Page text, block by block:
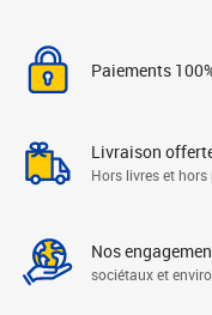
Paiements
Livraison
Hors livres et
Nos
sociétaux et